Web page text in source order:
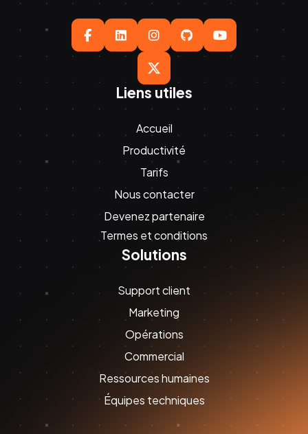
    
Liens utiles
Accueil
Productivité
Tarifs
Nous contacter
Devenez partenaire
Termes et conditions
Solutions
Support client
Marketing
Opérations
Commercial
Ressources humaines
Équipes techniques